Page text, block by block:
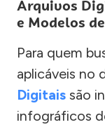
Arquivos
e Modelos
Para quem
aplicáveis no
Digitais são
infográficos